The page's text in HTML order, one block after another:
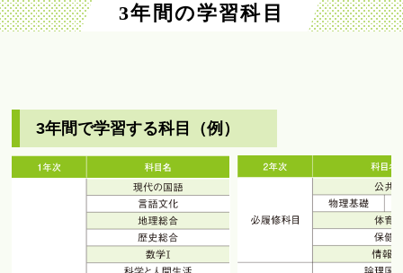
3年間の学習科目
3年間で学習する科目（例）